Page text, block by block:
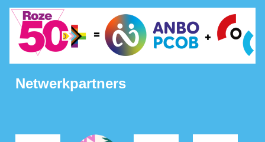
Netwerkpartners